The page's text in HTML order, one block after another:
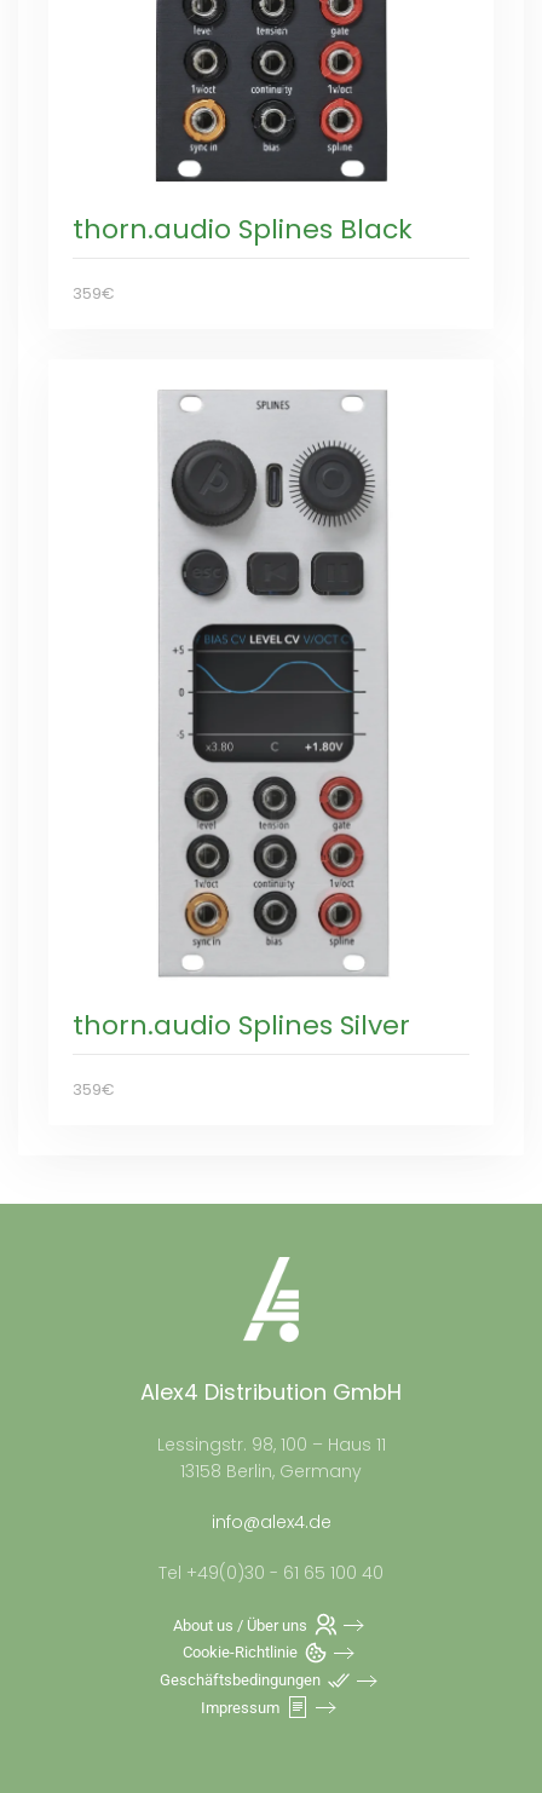
thorn.audio Splines Black
359€
thorn.audio Splines Silver
359€
Alex4 Distribution GmbH
Lessingstr. 98, 100 – Haus 11
13158 Berlin, Germany
info@alex4.de
Tel +49(0)30 - 61 65 100 40
About us / Über uns
Cookie-Richtlinie
Geschäftsbedingungen
Impressum